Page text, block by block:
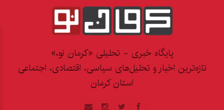
پایگاه خبری - تحلیلی «کرمان نو،»
تازه‌ترین اخبار و تحلیل‌های سیاسی، اقتصادی، اجتماعی
استان کرمان